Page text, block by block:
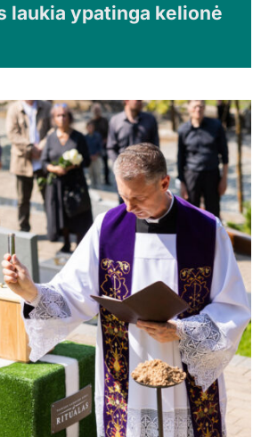
laukia ypatinga kelionė